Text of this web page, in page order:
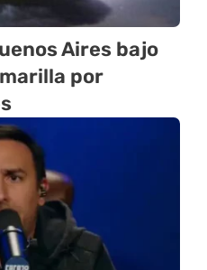
Aires bajo
por